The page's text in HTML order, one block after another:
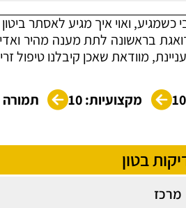
כשמגיע, ואוי איך מגיע לאסתר
בראשונה לתת מענה מהיר
מוודאת שאכן קיבלנו טיפול
מקצועיות: 10 תמורה
בטון
מרכז